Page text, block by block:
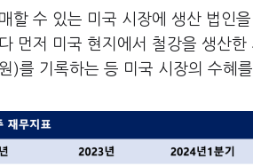
할 수 있는 미국 시장에 생산 법인
먼저 미국 현지에서 철강을 생산한
를 기록하는 등 미국 시장의 수혜를